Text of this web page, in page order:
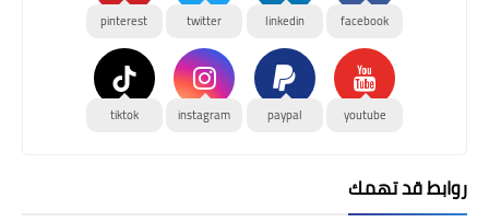
facebook
linkedin
twitter
pinterest
youtube
paypal
instagram
tiktok
روابط قد تهمك